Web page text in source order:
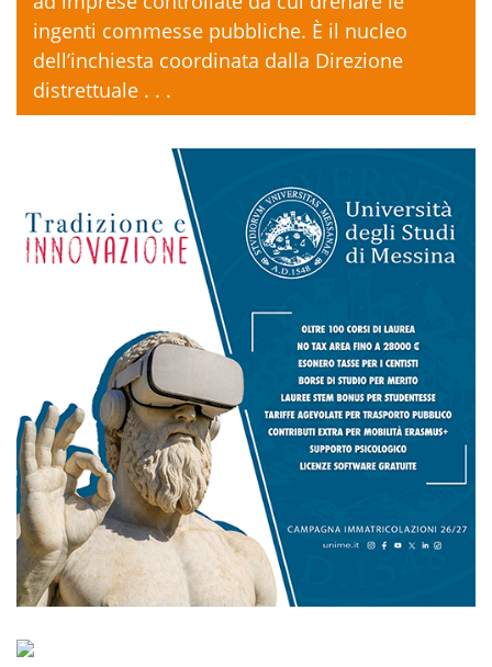
ingenti commesse pubbliche. È il nucleo
dell’inchiesta coordinata dalla Direzione
distrettuale . . .